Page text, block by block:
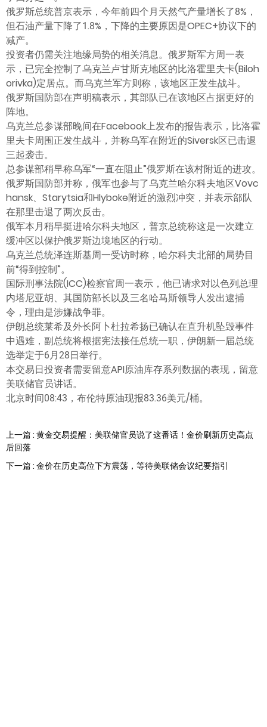
俄罗斯总统普京表示，今年前四个月天然气产量增长了8%，
但石油产量下降了1.8%，下降的主要原因是OPEC+协议下的
减产。
投资者仍需关注地缘局势的相关消息。俄罗斯军方周一表
示，已完全控制了乌克兰卢甘斯克地区的比洛霍里夫卡(Biloh
orivka)定居点。而乌克兰军方则称，该地区正发生战斗。
俄罗斯国防部在声明稿表示，其部队已在该地区占据更好的
阵地。
乌克兰总参谋部晚间在Facebook上发布的报告表示，比洛霍
里夫卡周围正发生战斗，并称乌军在附近的Siversk区已击退
三起袭击。
总参谋部稍早称乌军“一直在阻止”俄罗斯在该村附近的进攻。
俄罗斯国防部并称，俄军也参与了乌克兰哈尔科夫地区Vovc
hansk、Starytsia和Hlyboke附近的激烈冲突，并表示部队
在那里击退了两次反击。
俄军本月稍早挺进哈尔科夫地区，普京总统称这是一次建立
缓冲区以保护俄罗斯边境地区的行动。
乌克兰总统泽连斯基周一受访时称，哈尔科夫北部的局势目
前“得到控制”。
国际刑事法院(ICC)检察官周一表示，他已请求对以色列总理
内塔尼亚胡、其国防部长以及三名哈马斯领导人发出逮捕
令，理由是涉嫌战争罪。
伊朗总统莱希及外长阿卜杜拉希扬已确认在直升机坠毁事件
中遇难，副总统将根据宪法接任总统一职，伊朗新一届总统
选举定于6月28日举行。
本交易日投资者需要留意API原油库存系列数据的表现，留意
美联储官员讲话。
北京时间08:43，布伦特原油现报83.36美元/桶。
上一篇 : 黄金交易提醒：美联储官员说了这番话！金价刷新历史高点
后回落
下一篇 : 金价在历史高位下方震荡，等待美联储会议纪要指引